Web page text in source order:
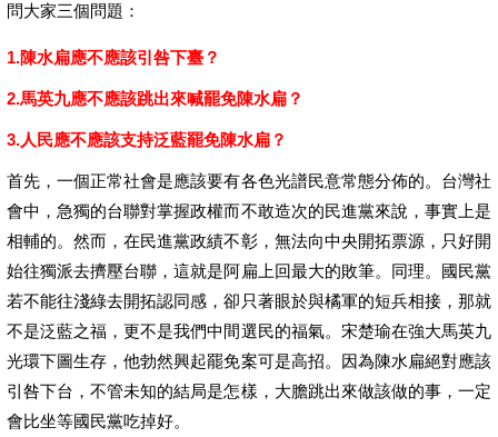
問大家三個問題：
1.陳水扁應不應該引咎下臺？
2.馬英九應不應該跳出來喊罷免陳水扁？
3.人民應不應該支持泛藍罷免陳水扁？
首先，一個正常社會是應該要有各色光譜民意常態分佈的。台灣社
會中，急獨的台聯對掌握政權而不敢造次的民進黨來說，事實上是
相輔的。然而，在民進黨政績不彰，無法向中央開拓票源，只好開
始往獨派去擠壓台聯，這就是阿扁上回最大的敗筆。同理。國民黨
若不能往淺綠去開拓認同感，卻只著眼於與橘軍的短兵相接，那就
不是泛藍之福，更不是我們中間選民的福氣。宋楚瑜在強大馬英九
光環下圖生存，他勃然興起罷免案可是高招。因為陳水扁絕對應該
引咎下台，不管未知的結局是怎樣，大膽跳出來做該做的事，一定
會比坐等國民黨吃掉好。